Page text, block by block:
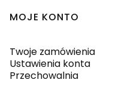
MOJE KONTO
Twoje zamówienia
Ustawienia konta
Przechowalnia